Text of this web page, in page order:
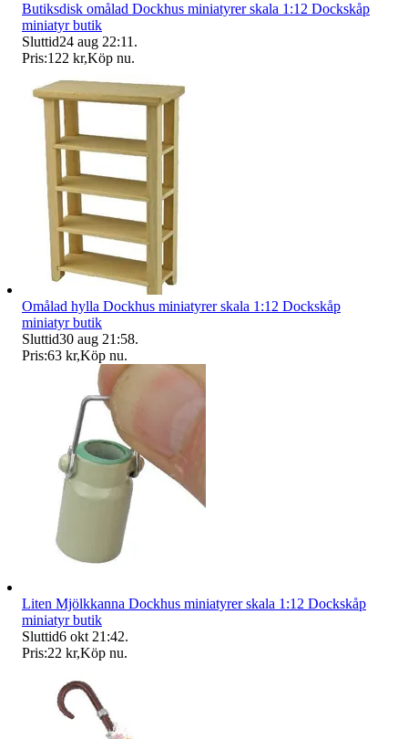
Butiksdisk omålad Dockhus miniatyrer skala 1:12 Dockskåp
miniatyr butik
Sluttid24 aug 22:11 .
Pris:122 kr,Köp nu.
Omålad hylla Dockhus miniatyrer skala 1:12 Dockskåp
miniatyr butik
Sluttid30 aug 21:58.
Pris:63 kr,Köp nu.
Liten Mjölkkanna Dockhus miniatyrer skala 1:12 Dockskåp
miniatyr butik
Sluttid6 okt 21:42.
Pris:22 kr,Köp nu.